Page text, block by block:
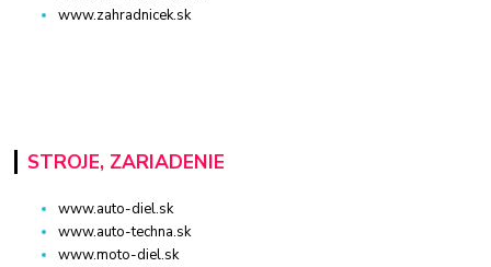
www.zahradnicek.sk
STROJE, ZARIADENIE
www.auto-diel.sk
www.auto-techna.sk
www.moto-diel.sk